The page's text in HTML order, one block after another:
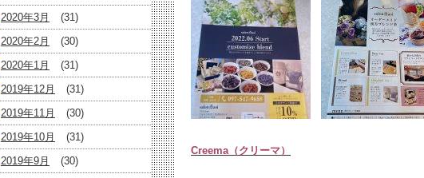
Creema（クリーマ）
2020年3月
(31)
2020年2月
(30)
2020年1月
(31)
2019年12月
(31)
2019年11月
(30)
2019年10月
(31)
2019年9月
(30)